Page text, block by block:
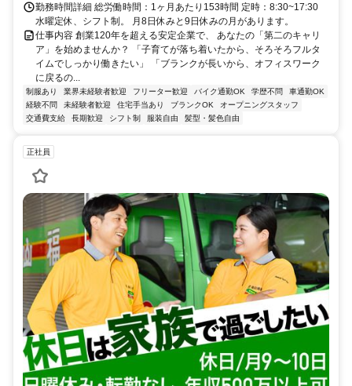
勤務時間詳細 総労働時間：1ヶ月あたり153時間 定時：8:30~17:30
水曜定休、シフト制。 月8日休みと9日休みの月があります。
仕事内容 創業120年を超える安定企業で、 あなたの「第二のキャリ
ア」を始めませんか？ 「子育てが落ち着いたから、そろそろフルタ
イムでしっかり働きたい」 「ブランクが長いから、オフィスワーク
に戻るの...
制服あり 業界未経験者歓迎 フリーター歓迎 バイク通勤OK 学歴不問
車通勤OK
経験不問
未経験者歓迎 住宅手当あり ブランクOK
オープニングスタッフ
交通費支給
長期歓迎 シフト制 服装自由 髪型・髪色自由
正社員